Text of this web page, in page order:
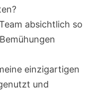
absichtlich so
einzigartigen
und